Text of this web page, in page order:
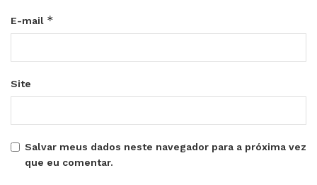
E-mail *
Site
Salvar meus dados neste navegador para a próxima vez
que eu comentar.